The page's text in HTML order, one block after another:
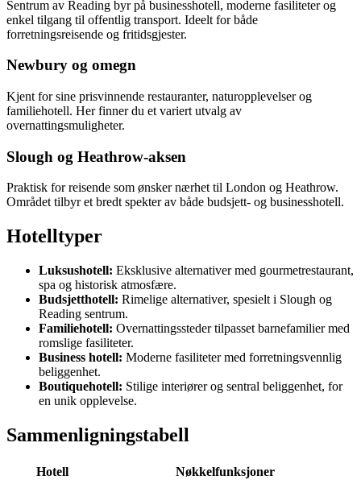
Sentrum av Reading byr på businesshotell, moderne fasiliteter og
enkel tilgang til offentlig transport. Ideelt for både
forretningsreisende og fritidsgjester.
Newbury og omegn
Kjent for sine prisvinnende restauranter, naturopplevelser og
familiehotell. Her finner du et variert utvalg av
overnattingsmuligheter.
Slough og Heathrow-aksen
Praktisk for reisende som ønsker nærhet til London og Heathrow.
Området tilbyr et bredt spekter av både budsjett- og businesshotell.
Hotelltyper
Luksushotell: Eksklusive alternativer med gourmetrestaurant,
spa og historisk atmosfære.
Budsjetthotell: Rimelige alternativer, spesielt i Slough og
Reading sentrum.
Familiehotell: Overnattingssteder tilpasset barnefamilier med
romslige fasiliteter.
Business hotell: Moderne fasiliteter med forretningsvennlig
beliggenhet.
Boutiquehotell: Stilige interiører og sentral beliggenhet, for
en unik opplevelse.
Sammenligningstabell
Hotell
Nøkkelfunksjoner